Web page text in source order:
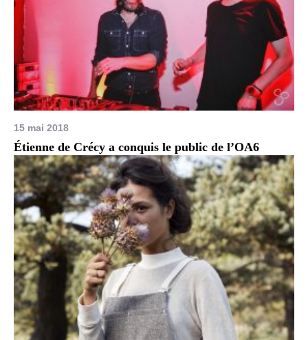
15 mai 2018
Étienne de Crécy a conquis le public de l’OA6